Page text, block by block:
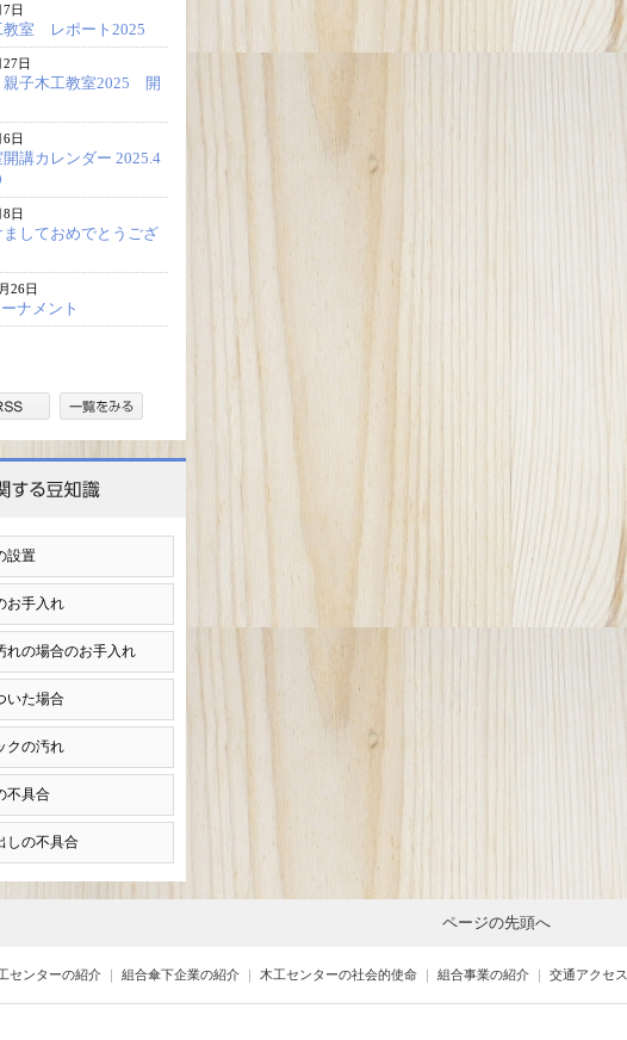
日
教室 レポート2025
日
子木工教室2025 開
日
講カレンダー 2025.4
日
ましておめでとうござ
26日
ーナメント
設置
お手入れ
れの場合のお手入れ
いた場合
クの汚れ
不具合
しの不具合
ページの先頭へ
センターの紹介 ｜ 組合傘下企業の紹介 ｜ 木工センターの社会的使命 ｜ 組合事業の紹介 ｜ 交通アクセス